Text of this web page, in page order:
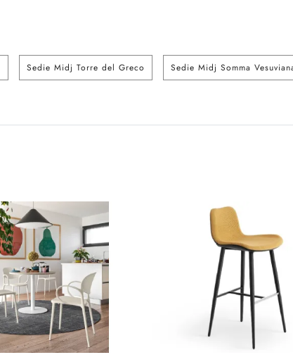
Sedie Midj Torre del Greco Sedie Midj Somma